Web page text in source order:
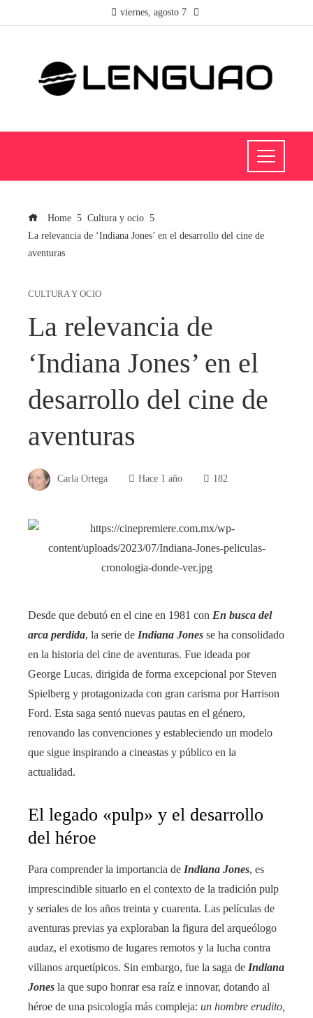
viernes, agosto 7
Home
Cultura y ocio
La relevancia de ‘Indiana Jones’ en el desarrollo del cine de
aventuras
CULTURA Y OCIO
La relevancia de
‘Indiana Jones’ en el
desarrollo del cine de
aventuras
Carla Ortega Hace 1 año 182
Desde que debutó en el cine en 1981 con En busca del
arca perdida, la serie de Indiana Jones se ha consolidado
en la historia del cine de aventuras. Fue ideada por
George Lucas, dirigida de forma excepcional por Steven
Spielberg y protagonizada con gran carisma por Harrison
Ford. Esta saga sentó nuevas pautas en el género,
renovando las convenciones y estableciendo un modelo
que sigue inspirando a cineastas y público en la
actualidad.
El legado «pulp» y el desarrollo
del héroe
Para comprender la importancia de Indiana Jones, es
imprescindible situarlo en el contexto de la tradición pulp
y seriales de los años treinta y cuarenta. Las películas de
aventuras previas ya exploraban la figura del arqueólogo
audaz, el exotismo de lugares remotos y la lucha contra
villanos arquetípicos. Sin embargo, fue la saga de Indiana
Jones la que supo honrar esa raíz e innovar, dotando al
héroe de una psicología más compleja: un hombre erudito,